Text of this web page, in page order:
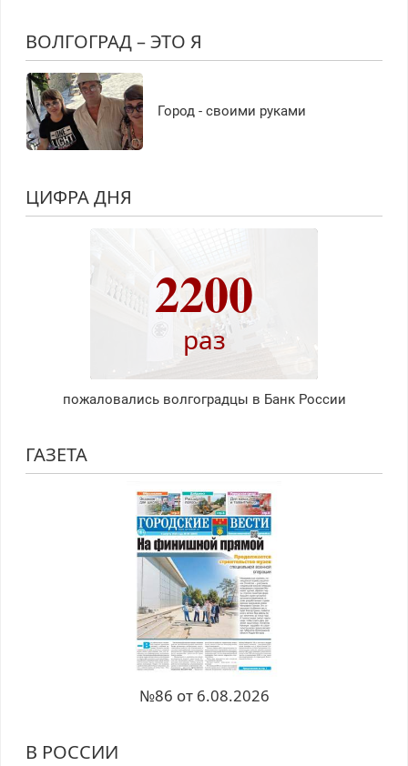
ВОЛГОГРАД – ЭТО Я
Город - своими руками
ЦИФРА ДНЯ
2200
раз
пожаловались волгоградцы в Банк России
ГАЗЕТА
№86 от 6.08.2026
В РОССИИ